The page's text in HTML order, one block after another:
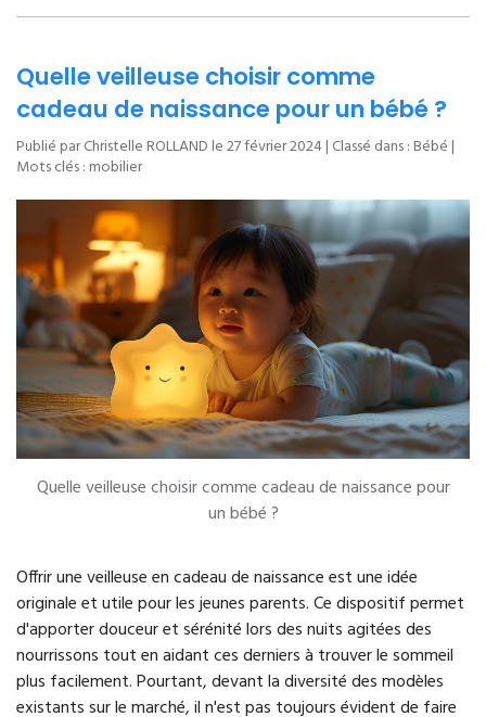
Quelle veilleuse choisir comme
cadeau de naissance pour un bébé ?
Publié par Christelle ROLLAND le27 février 2024| Classé dans : Bébé |
Mots clés : mobilier
Quelle veilleuse choisir comme cadeau de naissance pour
un bébé ?
Offrir une veilleuse en cadeau de naissance est une idée
originale et utile pour les jeunes parents. Ce dispositif permet
d'apporter douceur et sérénité lors des nuits agitées des
nourrissons tout en aidant ces derniers à trouver le sommeil
plus facilement. Pourtant, devant la diversité des modèles
existants sur le marché, il n'est pas toujours évident de faire